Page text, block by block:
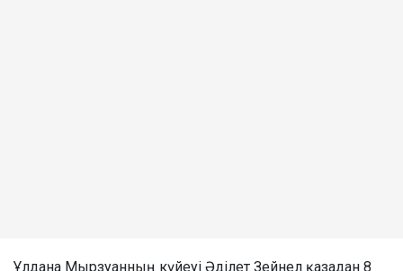
Ұлдана Мырзуанның күйеуі Әділет Зейнел қазадан 8